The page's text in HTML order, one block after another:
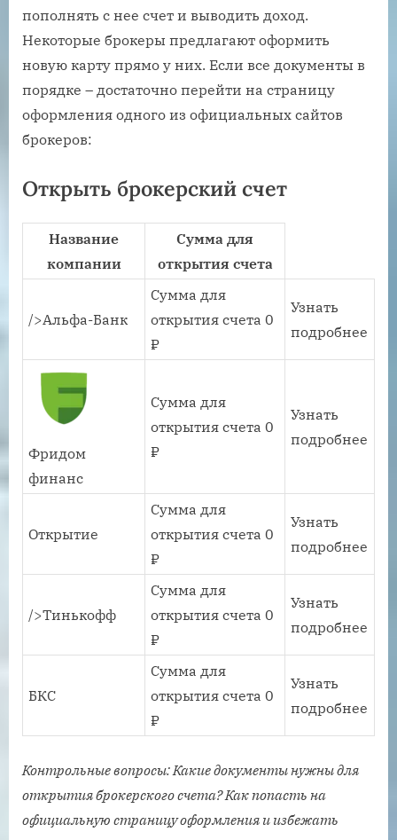
пополнять с нее счет и выводить доход.
Некоторые брокеры предлагают оформить
новую карту прямо у них. Если все документы в
порядке – достаточно перейти на страницу
оформления одного из официальных сайтов
брокеров:
Открыть брокерский счет
Название
компании
Сумма для
открытия счета
/>Альфа-Банк
Сумма для
открытия счета 0
₽
Узнать
подробнее
Фридом
финанс
Сумма для
открытия счета 0
₽
Узнать
подробнее
Открытие
Сумма для
открытия счета 0
₽
Узнать
подробнее
/>Тинькофф
Сумма для
открытия счета 0
₽
Узнать
подробнее
БКС
Сумма для
открытия счета 0
₽
Узнать
подробнее
Контрольные вопросы: Какие документы нужны для
открытия брокерского счета? Как попасть на
официальную страницу оформления и избежать